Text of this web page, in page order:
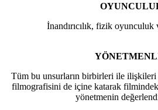
İnandırıcılık, fizik oyunculuk
Tüm bu unsurların birbirleri ile ilişkileri
filmografisini de içine katarak
yönetmenin